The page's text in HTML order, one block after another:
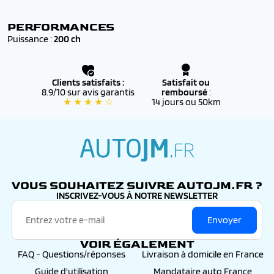
définitive
PERFORMANCES
Puissance :200 ch
Clients satisfaits :
8.9/10 sur avis garantis
★ ★ ★ ★ ☆
Satisfait ou
remboursé:
14 jours ou 50km
VOUS SOUHAITEZ SUIVRE AUTOJM.FR ?
INSCRIVEZ-VOUS À NOTRE NEWSLETTER
Envoyer
VOIR ÉGALEMENT
FAQ - Questions/réponses
Livraison à domicile en France
Guide d'utilisation
Mandataire auto France